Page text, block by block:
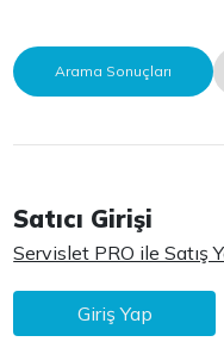
Arama Sonuçları
Satıcı Girişi
Servislet PRO ile Satış
Giriş Yap